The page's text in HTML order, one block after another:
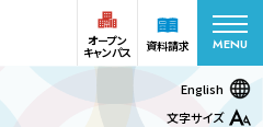
English
文字サイズ
オープン
キャンパス 資料請求 MENU